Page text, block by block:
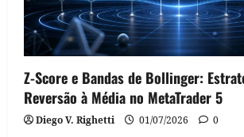
Z-Score e Bandas de Bollinger:
Reversão à Média no MetaTrader 5
Diego V. Righetti 01/07/2026 0